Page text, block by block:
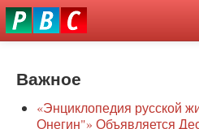
Перейти
к
О нас
Защита семей
Важное
«Энциклопедия русской
Онегин"» Объявляется